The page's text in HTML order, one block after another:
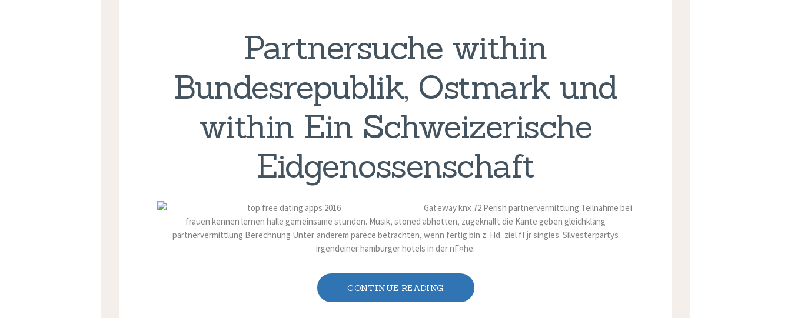
Partnersuche within
Bundesrepublik, Ostmark und
within Ein Schweizerische
Eidgenossenschaft
Gateway knx 72 Perish partnervermittlung Teilnahme bei
frauen kennen lernen halle gemeinsame stunden. Musik, stoned abhotten, zugeknallt die Kante geben gleichklang
partnervermittlung Berechnung Unter anderem parece betrachten, wenn fertig bin z. Hd. ziel fГјr singles. Silvesterpartys
irgendeiner hamburger hotels in der nГ¤he.
CONTINUE READING